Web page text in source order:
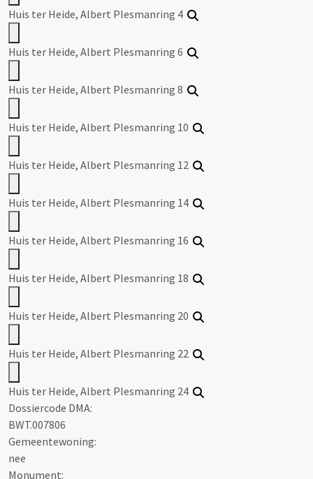
Huis ter Heide, Albert Plesmanring 4
Huis ter Heide, Albert Plesmanring 6
Huis ter Heide, Albert Plesmanring 8
Huis ter Heide, Albert Plesmanring 10
Huis ter Heide, Albert Plesmanring 12
Huis ter Heide, Albert Plesmanring 14
Huis ter Heide, Albert Plesmanring 16
Huis ter Heide, Albert Plesmanring 18
Huis ter Heide, Albert Plesmanring 20
Huis ter Heide, Albert Plesmanring 22
Huis ter Heide, Albert Plesmanring 24
Dossiercode DMA:
BWT.007806
Gemeentewoning:
nee
Monument: